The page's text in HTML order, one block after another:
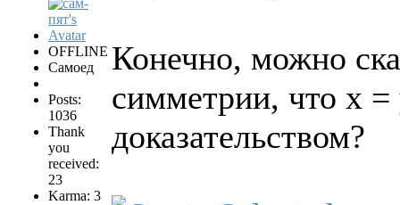
OFFLINE
Самоед
Posts:
1036
Thank
you
received:
23
Karma: 3
Конечно, можно
симметрии, что x
доказательством?